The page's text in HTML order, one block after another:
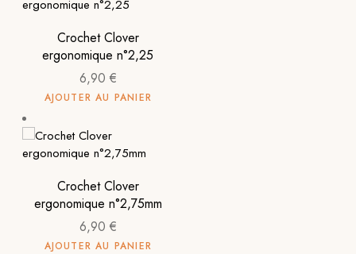
Crochet Clover
ergonomique n°2,25
6,90 €
AJOUTER AU PANIER
Crochet Clover
ergonomique n°2,75mm
6,90 €
AJOUTER AU PANIER